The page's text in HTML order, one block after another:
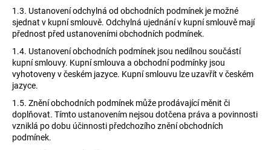
1.3. Ustanovení odchylná od obchodních podmínek je možné
sjednat v kupní smlouvě. Odchylná ujednání v kupní smlouvě mají
přednost před ustanoveními obchodních podmínek.
1.4. Ustanovení obchodních podmínek jsou nedílnou součástí
kupní smlouvy. Kupní smlouva a obchodní podmínky jsou
vyhotoveny v českém jazyce. Kupní smlouvu lze uzavřít v českém
jazyce.
1.5. Znění obchodních podmínek může prodávající měnit či
doplňovat. Tímto ustanovením nejsou dotčena práva a povinnosti
vzniklá po dobu účinnosti předchozího znění obchodních
podmínek.
HLEDAT
D
o
p
o
r
u
č